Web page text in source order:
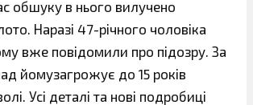
обшуку в нього вилучено
Наразі 47-річного чоловіка
вже повідомили про підозру. За
йомузагрожує до 15 років
Усі деталі та нові подробиці